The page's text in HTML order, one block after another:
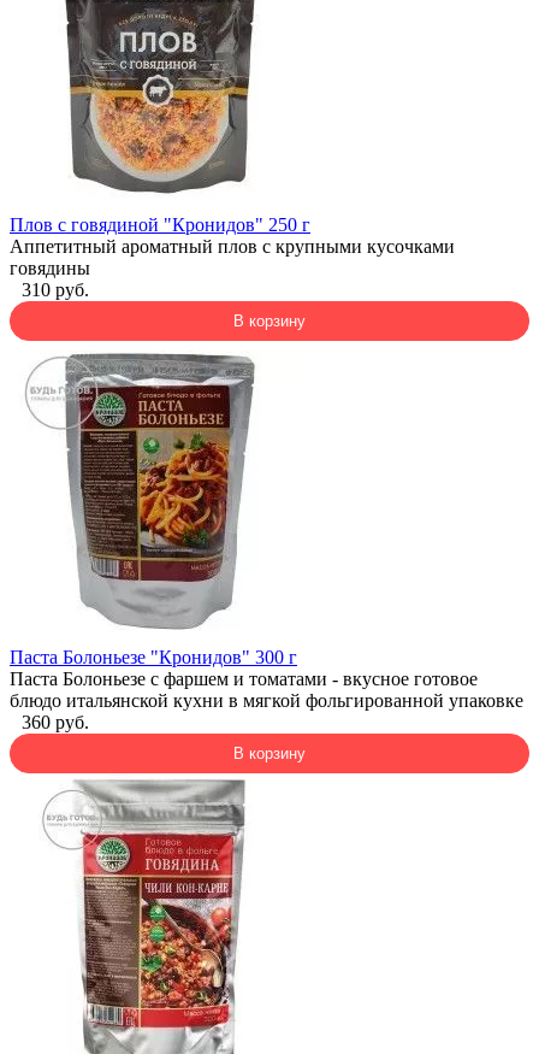
Плов с говядиной "Кронидов" 250 г
Аппетитный ароматный плов с крупными кусочками
говядины
310 руб.
В корзину
Паста Болоньезе "Кронидов" 300 г
Паста Болоньезе с фаршем и томатами - вкусное готовое
блюдо итальянской кухни в мягкой фольгированной упаковке
360 руб.
В корзину